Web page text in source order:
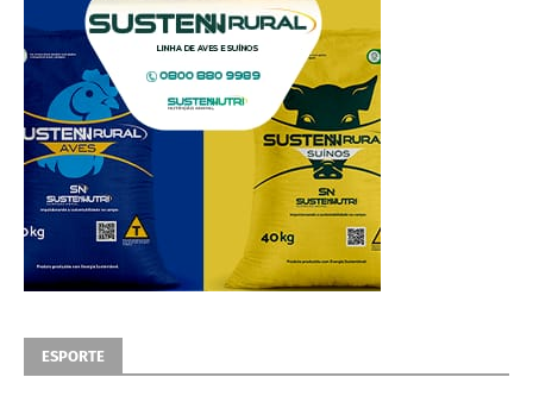
ESPORTE